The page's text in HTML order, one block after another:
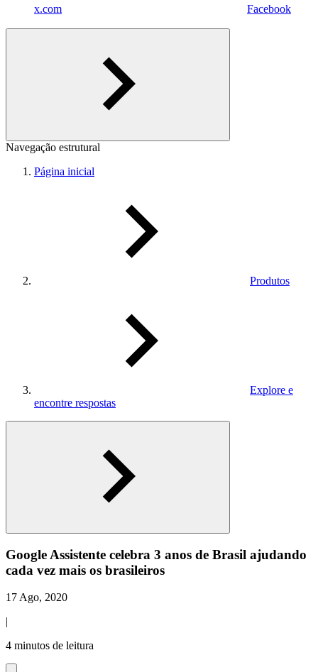
x.com Facebook
Navegação estrutural
Página inicial
Produtos
Explore e
encontre respostas
Google Assistente celebra 3 anos de Brasil ajudando
cada vez mais os brasileiros
17 Ago, 2020
|
4 minutos de leitura